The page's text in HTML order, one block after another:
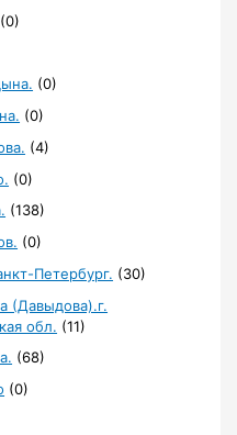
(0)
(0)
(0)
(4)
(0)
(138)
(0)
Петербург. (30)
(Давыдова).г.
обл. (11)
(68)
(0)